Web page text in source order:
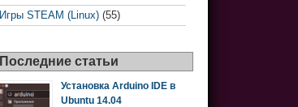
Игры STEAM (Linux) (55)
Последние статьи
Установка Arduino IDE в
Ubuntu 14.04